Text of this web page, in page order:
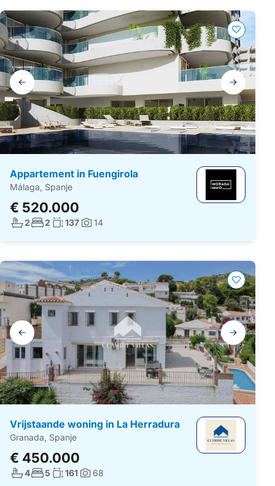
Galerij
navigatie
Appartement in Fuengirola
Málaga, Spanje
€ 520.000
Aantal badkamers:
2Aantal slaapkamers:
2 Woonoppervlakte:
137 Foto's:
14
Galerij
navigatie
Vrijstaande woning in La Herradura
Granada, Spanje
€ 450.000
Aantal badkamers:
4Aantal slaapkamers:
5 Woonoppervlakte:
161 Foto's:
68